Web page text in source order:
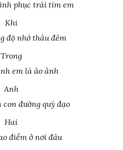
phục trái tim em
Khi
độ nhớ thâu đêm
Trong
em là ảo ảnh
Anh
đường quý đạo
Hai
điểm ở nơi đâu